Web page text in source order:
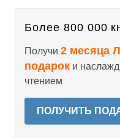
Более 800 000
Получи 2 месяца
подарок и
чтением
ПОЛУЧИТЬ